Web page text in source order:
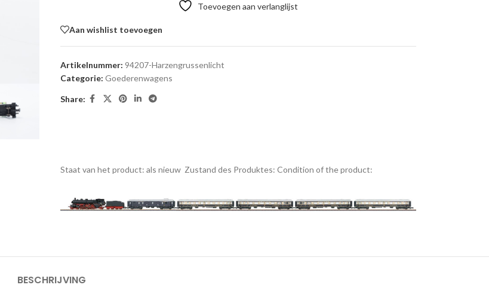
Toevoegen aan verlanglijst
Aan wishlist toevoegen
Artikelnummer: 94207-Harzengrussenlicht
Categorie: Goederenwagens
Share:
Staat van het product: als nieuw Zustand des Produktes: Condition of the product:
BESCHRIJVING